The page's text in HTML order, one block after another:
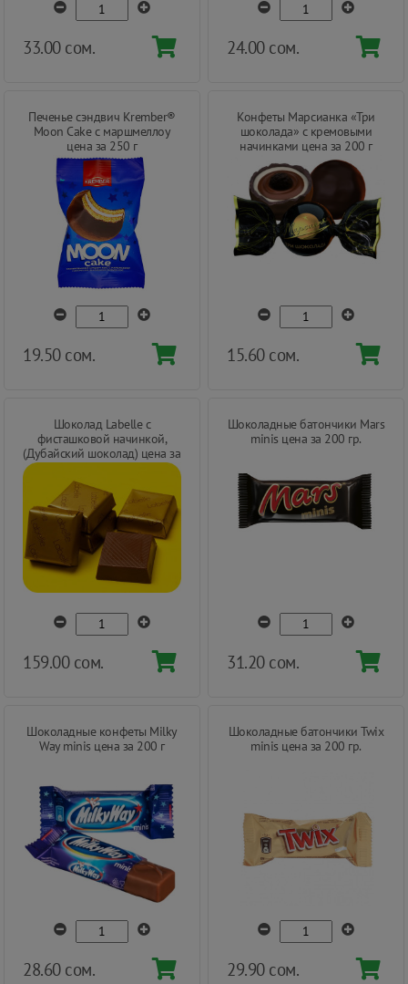
33.00 сом. 24.00 сом.
Печенье сэндвич Krember®
Moon Cake с маршмеллоу
цена за 250 г
19.50 сом.
Конфеты Марсианка «Три
шоколада» с кремовыми
начинками цена за 200 г
15.60 сом.
Шоколад Labelle с
фисташковой начинкой,
(Дубайский шоколад) цена за
200 г
159.00 сом.
Шоколадные батончики Mars
minis цена за 200 гр.
31.20 сом.
Шоколадные конфеты Milky
Way minis цена за 200 г
28.60 сом.
Шоколадные батончики Twix
minis цена за 200 гр.
29.90 сом.